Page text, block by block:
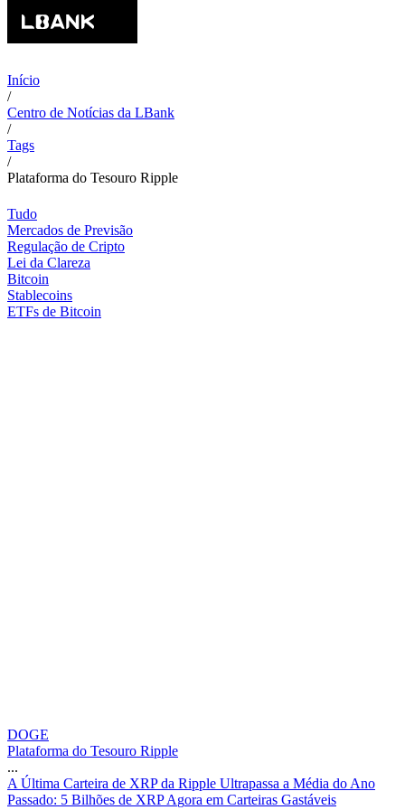
Início
/
Centro de Notícias da LBank
/
Tags
/
Plataforma do Tesouro Ripple
Tudo
Mercados de Previsão
Regulação de Cripto
Lei da Clareza
Bitcoin
Stablecoins
ETFs de Bitcoin
DOGE
Plataforma do Tesouro Ripple
...
A Última Carteira de XRP da Ripple Ultrapassa a Média do Ano
Passado: 5 Bilhões de XRP Agora em Carteiras Gastáveis